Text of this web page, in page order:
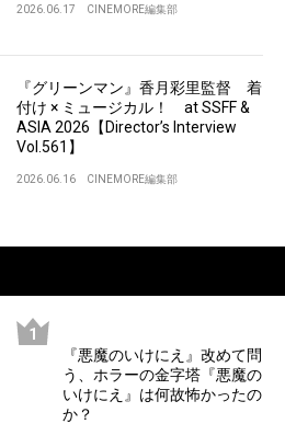
2026.06.17 CINEMORE編集部
『グリーンマン』香月彩里監督 着
付け × ミュージカル！ at SSFF &
ASIA 2026【Director’s Interview
Vol.561】
2026.06.16 CINEMORE編集部
『悪魔のいけにえ』改めて問
う、ホラーの金字塔『悪魔の
いけにえ』は何故怖かったの
か？